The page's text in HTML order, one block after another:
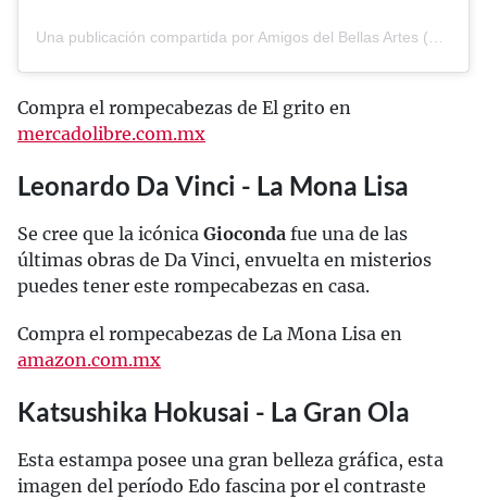
Una publicación compartida por Amigos del Bellas Artes (@amigosdelbellasartes)
Compra el rompecabezas de El grito en
mercadolibre.com.mx
Leonardo Da Vinci - La Mona Lisa
Se cree que la icónica Gioconda fue una de las
últimas obras de Da Vinci, envuelta en misterios
puedes tener este rompecabezas en casa.
Compra el rompecabezas de La Mona Lisa en
amazon.com.mx
Katsushika Hokusai - La Gran Ola
Esta estampa posee una gran belleza gráfica, esta
imagen del período Edo fascina por el contraste